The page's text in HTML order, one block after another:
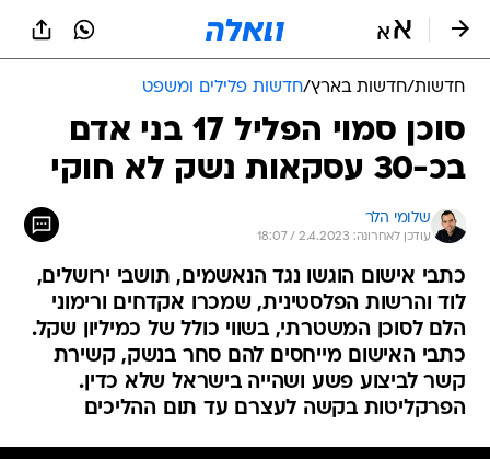
חדשות/חדשות בארץ/חדשות פלילים ומשפט
סוכן סמוי הפליל 17 בני אדם
בכ-30 עסקאות נשק לא חוקי
שלומי הלר
עודכן לאחרונה: 2.4.2023 / 18:07
כתבי אישום הוגשו נגד הנאשמים, תושבי ירושלים,
לוד והרשות הפלסטינית, שמכרו אקדחים ורימוני
הלם לסוכן המשטרתי, בשווי כולל של כמיליון שקל.
כתבי האישום מייחסים להם סחר בנשק, קשירת
קשר לביצוע פשע ושהייה בישראל שלא כדין.
הפרקליטות בקשה לעצרם עד תום ההליכים